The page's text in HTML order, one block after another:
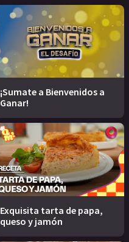
¡Sumate a Bienvenidos a
Ganar!
Exquisita tarta de papa,
queso y jamón